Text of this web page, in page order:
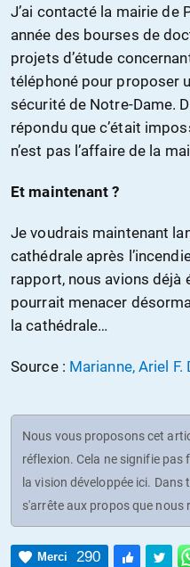
J’ai contacté la mairie de
année des bourses de
projets d’étude
téléphoné pour proposer
sécurité de Notre-Dame.
répondu que c’était
n’est pas l’affaire de la
Et maintenant ?
Je voudrais maintenant
cathédrale après
rapport, nous avions déjà
pourrait menacer
la cathédrale…
Source : Marianne, Ariel F.
Nous vous proposons cet
réflexion. Cela ne signifie
la vision développée ici.
s'arrête aux propos que nous
Merci 290